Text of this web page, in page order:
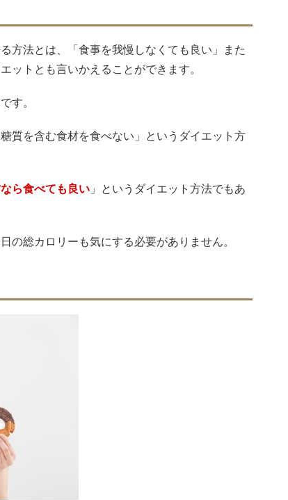
方法とは、「食事を我慢しなくても良い」また
ットとも言いかえることができます。
す。
質を含む食材を食べない」というダイエット方
ら食べても良い 」というダイエット方法でもあ
の総カロリーも気にする必要がありません。